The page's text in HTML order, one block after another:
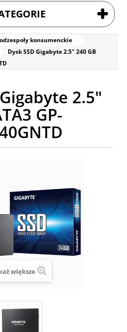
konsumenckie
Dysk SSD Gigabyte 2.5" 240 GB
2.5"
GP-
większe